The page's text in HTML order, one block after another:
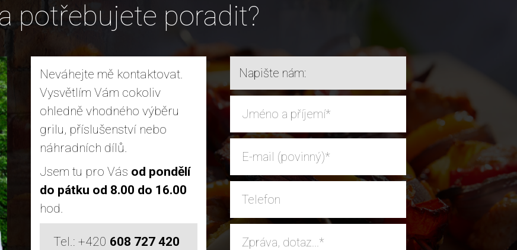
potřebujete poradit?
Neváhejte mě kontaktovat.
Vysvětlím Vám cokoliv
ohledně vhodného výběru
grilu, příslušenství nebo
náhradních dílů.
Jsem tu pro Vás od pondělí
do pátku od 8.00 do 16.00
hod.
Tel.: +420 608 727 420
Napište nám: